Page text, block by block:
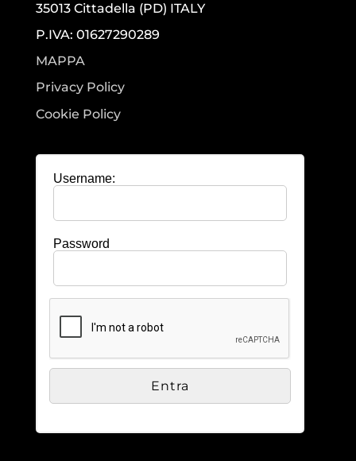
35013 Cittadella (PD) ITALY
P.IVA: 01627290289
MAPPA
Privacy Policy
Cookie Policy
Username:
Password